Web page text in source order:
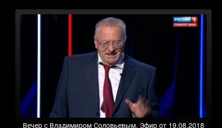
Вечер с Владимиром Соловьевым. Эфир от 19.08.2018